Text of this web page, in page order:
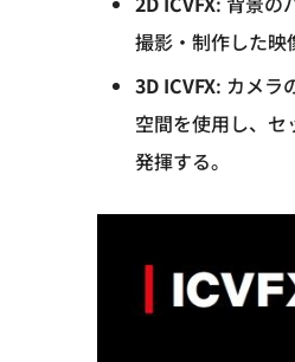
撮影・制作した映
3D ICVFX: カメラ
空間を使用し、
発揮する。